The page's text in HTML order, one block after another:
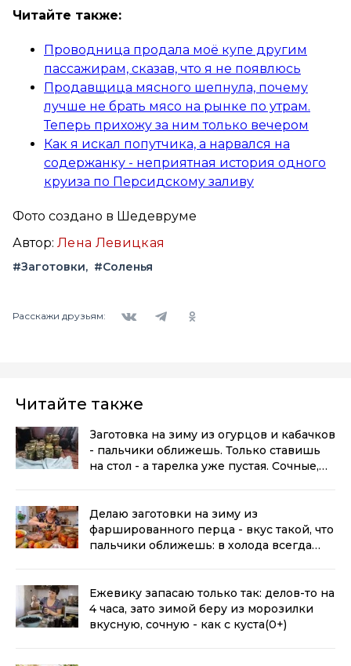
Читайте также:
Проводница продала моё купе другим
пассажирам, сказав, что я не появлюсь
Продавщица мясного шепнула, почему
лучше не брать мясо на рынке по утрам.
Теперь прихожу за ним только вечером
Как я искал попутчика, а нарвался на
содержанку - неприятная история одного
круиза по Персидскому заливу
Фото создано в Шедевруме
Автор: Лена Левицкая
#Заготовки #Соленья
Расскажи друзьям:
Читайте также
Заготовка на зиму из огурцов и кабачков
- пальчики оближешь. Только ставишь
на стол - а тарелка уже пустая. Сочные,
Делаю заготовки на зиму из
фаршированного перца - вкус такой, что
пальчики оближешь: в холода всегда
Ежевику запасаю только так: делов-то на
4 часа, зато зимой беру из морозилки
вкусную, сочную - как с куста(0+)